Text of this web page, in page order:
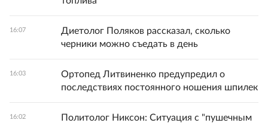
16:07
Диетолог Поляков рассказал, сколько
черники можно съедать в день
16:03
Ортопед Литвиненко предупредил о
последствиях постоянного ношения шпилек
16:02
Политолог Никсон: Ситуация с "пушечным